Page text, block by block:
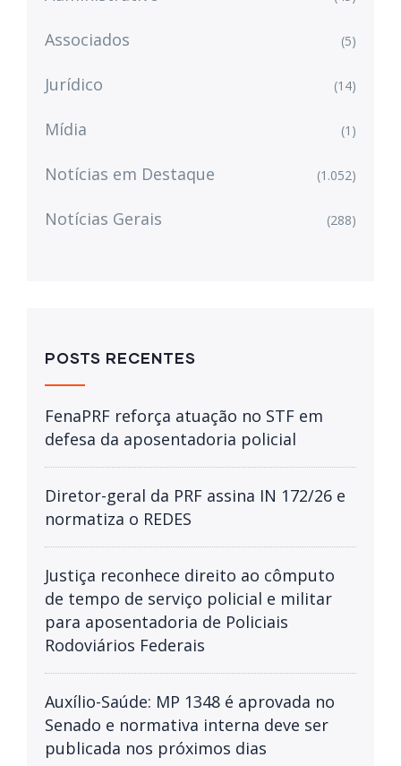
Associados (5)
Jurídico (14)
Mídia (1)
Notícias em Destaque (1.052)
Notícias Gerais (288)
POSTS RECENTES
FenaPRF reforça atuação no STF em
defesa da aposentadoria policial
Diretor-geral da PRF assina IN 172/26 e
normatiza o REDES
Justiça reconhece direito ao cômputo
de tempo de serviço policial e militar
para aposentadoria de Policiais
Rodoviários Federais
Auxílio-Saúde: MP 1348 é aprovada no
Senado e normativa interna deve ser
publicada nos próximos dias